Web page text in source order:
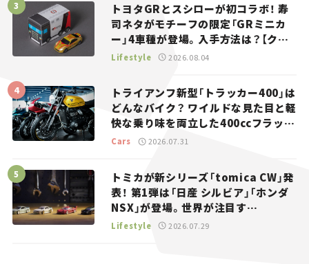
トヨタGRとスシローが初コラボ！ 寿
司ネタがモチーフの限定「GRミニカ
ー」4車種が登場。入手方法は？【クル
マとホビー】
Lifestyle 2026.08.04
トライアンフ新型「トラッカー400」は
どんなバイク？ ワイルドな見た目と軽
快な乗り味を両立した400ccフラット
トラッカー【試乗レビュー】
Cars 2026.07.31
トミカが新シリーズ「tomica CW」発
表！ 第1弾は「日産 シルビア」「ホンダ
NSX」が登場。世界が注目す
る“JDM”に焦点【クルマとホビー】
Lifestyle 2026.07.29